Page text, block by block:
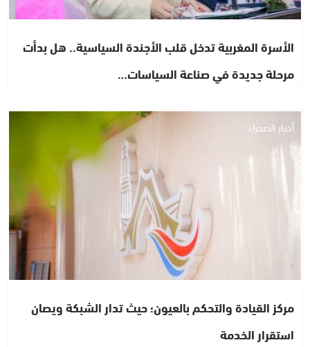
الأسرة المغربية تدخل قلب الأجندة السياسية.. هل بدأت
مرحلة جديدة في صناعة السياسات…
أخبار الصحراء
مركز القيادة والتحكم بالعيون؛ حيث تدار الشبكة ويصان
استقرار الخدمة